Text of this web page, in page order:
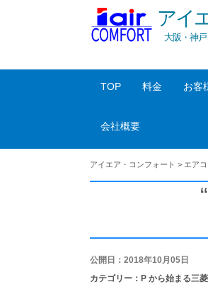
アイ
大阪・神
TOP 料金 お客
会社概要
アイエア・コンフォート > エア
公開日：2018年10月05日
カテゴリー： P から始まる三